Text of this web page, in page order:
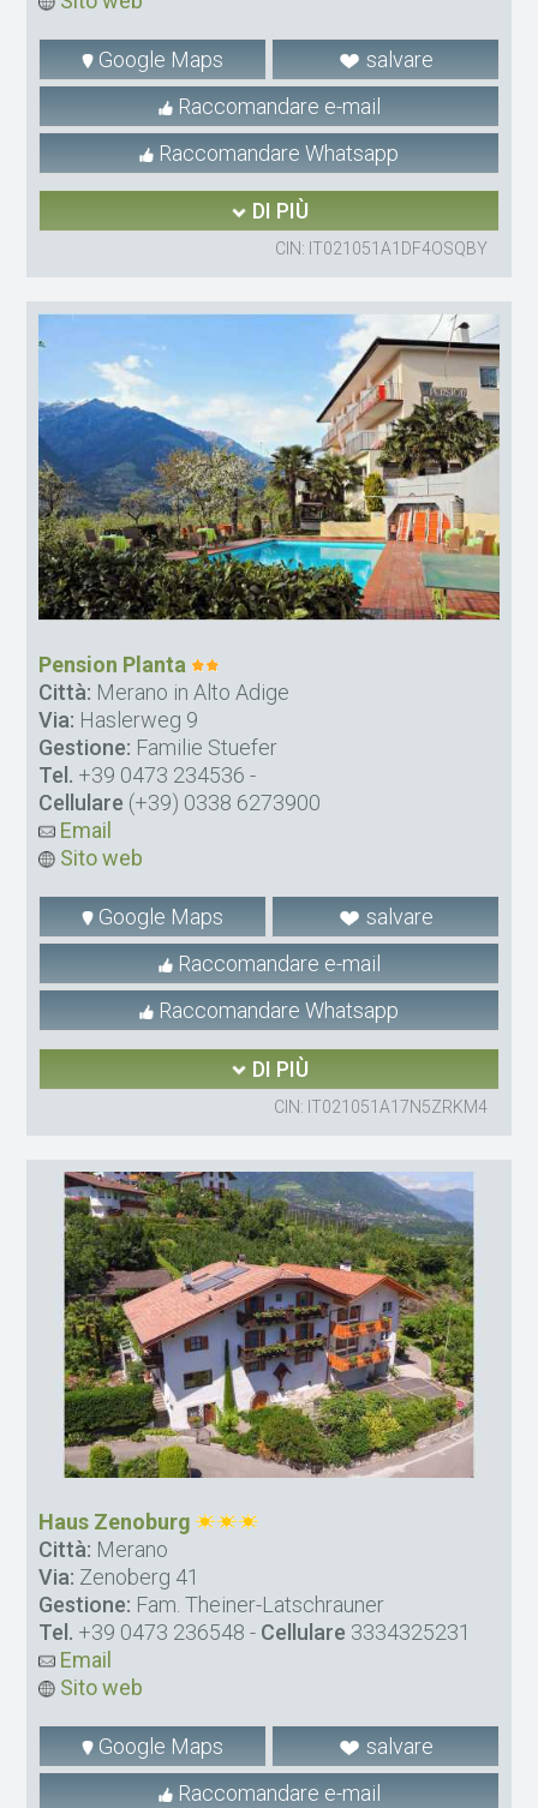
Google Maps
salvare
Raccomandare e-mail
Raccomandare Whatsapp
DI PIÙ
CIN: IT021051A1DF4OSQBY
Pension Planta
Città: Merano in Alto Adige
Via: Haslerweg 9
Gestione: Familie Stuefer
Tel. +39 0473 234536 -
Cellulare (+39) 0338 6273900
Email
Sito web
Google Maps
salvare
Raccomandare e-mail
Raccomandare Whatsapp
DI PIÙ
CIN: IT021051A17N5ZRKM4
Haus Zenoburg
Città: Merano
Via: Zenoberg 41
Gestione: Fam. Theiner-Latschrauner
Tel. +39 0473 236548 - Cellulare 3334325231
Email
Sito web
Google Maps
salvare
Raccomandare e-mail